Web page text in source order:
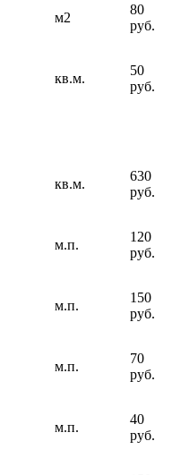
м2
80
руб.
кв.м.
50
руб.
кв.м.
630
руб.
м.п.
120
руб.
м.п.
150
руб.
м.п.
70
руб.
м.п.
40
руб.